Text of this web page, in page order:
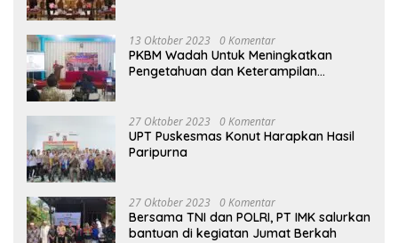
13 Oktober 2023 0 Komentar
PKBM Wadah Untuk Meningkatkan
Pengetahuan dan Keterampilan
27 Oktober 2023 0 Komentar
UPT Puskesmas Konut Harapkan Hasil
Paripurna
27 Oktober 2023 0 Komentar
Bersama TNI dan POLRI, PT IMK salurkan
bantuan di kegiatan Jumat Berkah